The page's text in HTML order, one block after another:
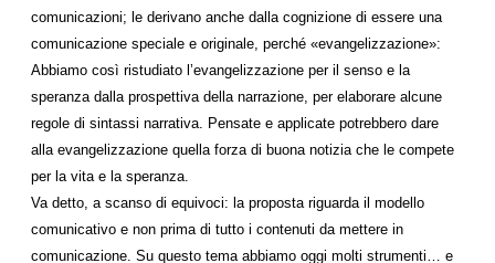
comunicazioni; le derivano anche dalla cognizione di essere una
comunicazione speciale e originale, perché «evangelizzazione»:
Abbiamo così ristudiato l’evangelizzazione per il senso e la
speranza dalla prospettiva della narrazione, per elaborare alcune
regole di sintassi narrativa. Pensate e applicate potrebbero dare
alla evangelizzazione quella forza di buona notizia che le compete
per la vita e la speranza.
Va detto, a scanso di equivoci: la proposta riguarda il modello
comunicativo e non prima di tutto i contenuti da mettere in
comunicazione. Su questo tema abbiamo oggi molti strumenti… e